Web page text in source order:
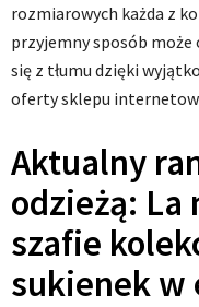
rozmiarowych każda z
przyjemny sposób
się z tłumu dzięki
oferty sklepu
Aktualny
odzieżą: La
szafie
sukienek w